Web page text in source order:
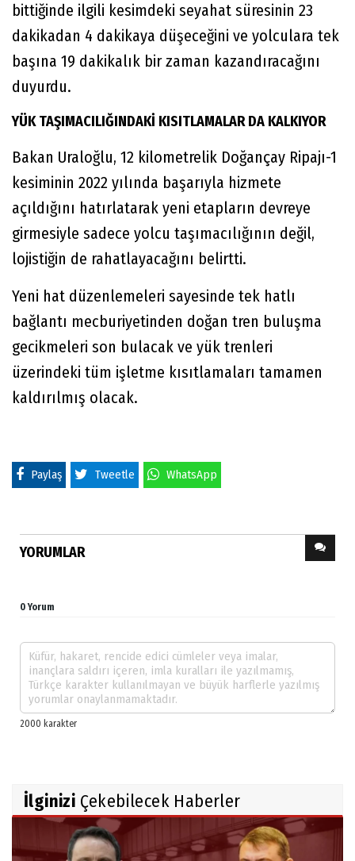
bittiğinde ilgili kesimdeki seyahat süresinin 23
dakikadan 4 dakikaya düşeceğini ve yolculara tek
başına 19 dakikalık bir zaman kazandıracağını
duyurdu.
YÜK TAŞIMACILIĞINDAKİ KISITLAMALAR DA KALKIYOR
Bakan Uraloğlu, 12 kilometrelik Doğançay Ripajı-1
kesiminin 2022 yılında başarıyla hizmete
açıldığını hatırlatarak yeni etapların devreye
girmesiyle sadece yolcu taşımacılığının değil,
lojistiğin de rahatlayacağını belirtti.
Yeni hat düzenlemeleri sayesinde tek hatlı
bağlantı mecburiyetinden doğan tren buluşma
gecikmeleri son bulacak ve yük trenleri
üzerindeki tüm işletme kısıtlamaları tamamen
kaldırılmış olacak.
Paylaş Tweetle WhatsApp
YORUMLAR
0 Yorum
İlginizi Çekebilecek Haberler